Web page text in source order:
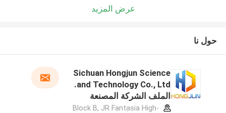
عرض المزيد
حول نا
Sichuan Hongjun Science
and Technology Co., Ltd.
الملف الشركة المصنعة
Block B, JR Fantasia High-